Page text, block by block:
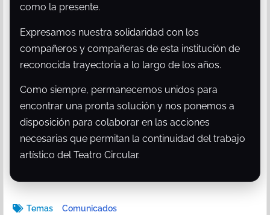
como la presente.
Expresamos nuestra solidaridad con los
compañeros y compañeras de esta institución de
reconocida trayectoria a lo largo de los años.
Como siempre, permanecemos unidos para
encontrar una pronta solución y nos ponemos a
disposición para colaborar en las acciones
necesarias que permitan la continuidad del trabajo
artístico del Teatro Circular.
Temas Comunicados